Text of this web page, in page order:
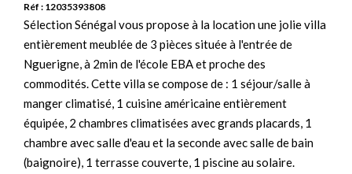
Réf : 12035393808
Sélection Sénégal vous propose à la location une jolie villa
entièrement meublée de 3 pièces située à l'entrée de
Nguerigne, à 2min de l'école EBA et proche des
commodités. Cette villa se compose de : 1 séjour/salle à
manger climatisé, 1 cuisine américaine entièrement
équipée, 2 chambres climatisées avec grands placards, 1
chambre avec salle d'eau et la seconde avec salle de bain
(baignoire), 1 terrasse couverte, 1 piscine au solaire.